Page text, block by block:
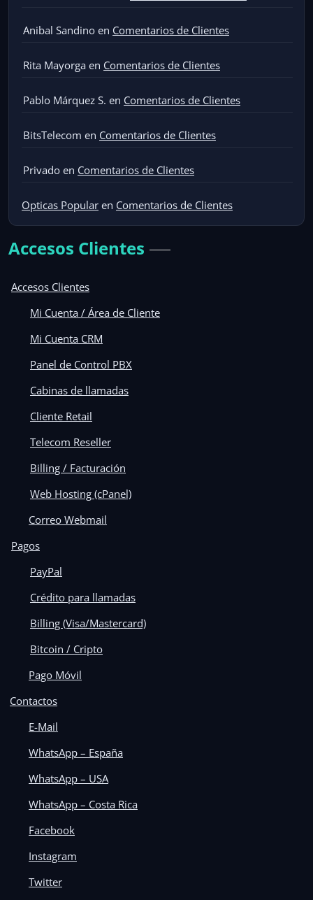
Anibal Sandino en Comentarios de Clientes
Rita Mayorga en Comentarios de Clientes
Pablo Márquez S. en Comentarios de Clientes
BitsTelecom en Comentarios de Clientes
Privado en Comentarios de Clientes
Opticas Popular en Comentarios de Clientes
Accesos Clientes
Accesos Clientes
Mi Cuenta / Área de Cliente
Mi Cuenta CRM
Panel de Control PBX
Cabinas de llamadas
Cliente Retail
Telecom Reseller
Billing / Facturación
Web Hosting (cPanel)
Correo Webmail
Pagos
PayPal
Crédito para llamadas
Billing (Visa/Mastercard)
Bitcoin / Cripto
Pago Móvil
Contactos
E-Mail
WhatsApp – España
WhatsApp – USA
WhatsApp – Costa Rica
Facebook
Instagram
Twitter